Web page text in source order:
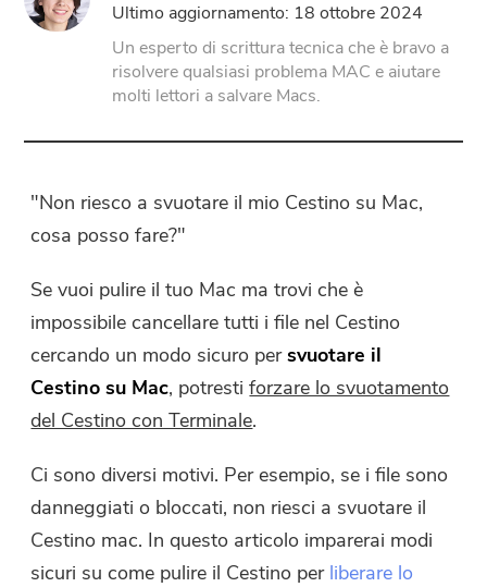
Compressore di PDF
Online
Video Editor gratuito
Compressore di Foto gratuito
Compressore di PDF gratuito
Ultimo aggiornamento: 18 ottobre 2024
Un esperto di scrittura tecnica che è bravo a
risolvere qualsiasi problema MAC e aiutare
molti lettori a salvare Macs.
"Non riesco a svuotare il mio Cestino su Mac,
cosa posso fare?"
Se vuoi pulire il tuo Mac ma trovi che è
impossibile cancellare tutti i file nel Cestino
cercando un modo sicuro persvuotare il
Cestino su Mac, potrestiforzare lo svuotamento
del Cestino con Terminale.
Ci sono diversi motivi. Per esempio, se i file sono
danneggiati o bloccati, non riesci a svuotare il
Cestino mac. In questo articolo imparerai modi
sicuri su come pulire il Cestino per liberare lo